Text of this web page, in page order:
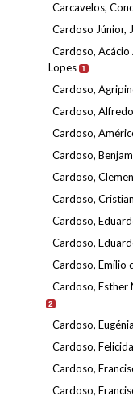
Carcavelos,
Cardoso Júnior,
Cardoso, Acácio
Lopes 1
Cardoso,
Cardoso,
Cardoso,
Cardoso,
Cardoso,
Cardoso,
Cardoso,
Cardoso,
Cardoso, Emílio
Cardoso, Esther
2
Cardoso, Eugénia
Cardoso,
Cardoso,
Cardoso,